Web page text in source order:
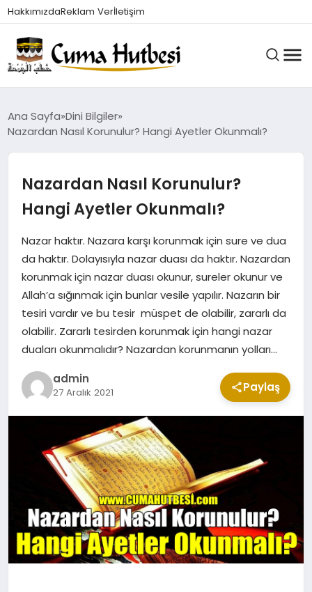
HakkımızdaReklam Verİletişim
HUTBELER
DINI BILGILER
DUALAR VE ZIKIRLER
CUMA MESAJLARI
KABE CANLI YAYIN
Ana Sayfa Dini Bilgiler
Nazardan Nasıl Korunulur? Hangi Ayetler Okunmalı?
Nazardan Nasıl Korunulur?
Hangi Ayetler Okunmalı?
Nazar haktır. Nazara karşı korunmak için sure ve dua
da haktır. Dolayısıyla nazar duası da haktır. Nazardan
korunmak için nazar duası okunur, sureler okunur ve
Allah’a sığınmak için bunlar vesile yapılır. Nazarın bir
tesiri vardır ve bu tesir müspet de olabilir, zararlı da
olabilir. Zararlı tesirden korunmak için hangi nazar
duaları okunmalıdır? Nazardan korunmanın yolları…
admin
27 Aralık 2021 Paylaş